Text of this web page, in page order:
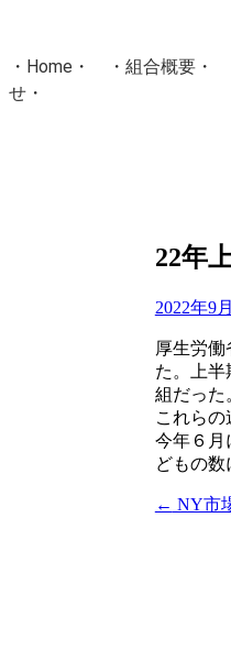
・ Home ・ ・ 組合概要 ・
せ ・
Masters組合員ログイン
22年
2022年9
厚生労
た。上半
組だった
これらの
今年６月
どもの数
投
← NY市